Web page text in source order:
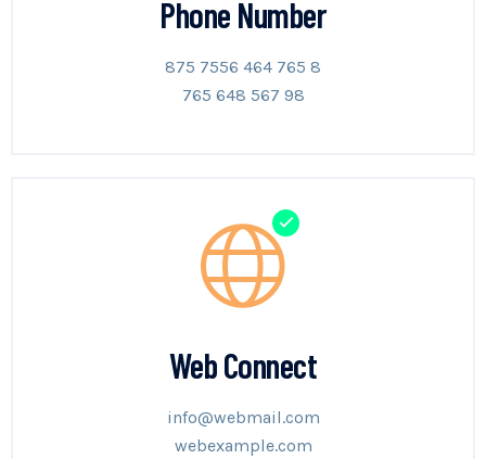
Phone Number
875 7556 464 765 8
765 648 567 98
Web Connect
info@webmail.com
webexample.com